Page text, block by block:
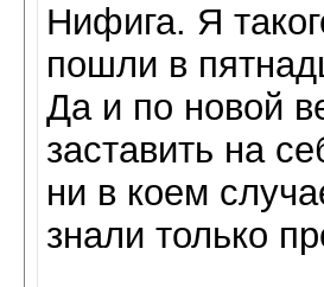
Нифига. Я
пошли в
Да и по новой
заставить на
ни в коем
знали только